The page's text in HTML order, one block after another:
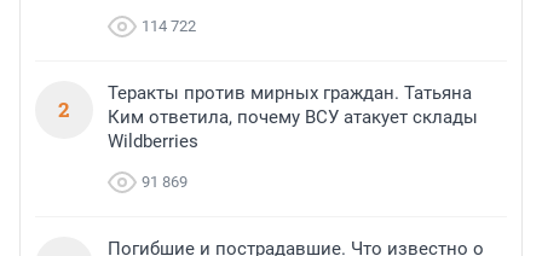
114 722
2
Теракты против мирных граждан. Татьяна
Ким ответила, почему ВСУ атакует склады
Wildberries
91 869
Погибшие и пострадавшие. Что известно о